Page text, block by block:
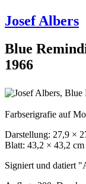
Josef Albers
Blue
1966
Farbserigrafie auf
Darstellung: 27,9 ×
Blatt: 43,2 × 43,2 cm
Signiert und datiert